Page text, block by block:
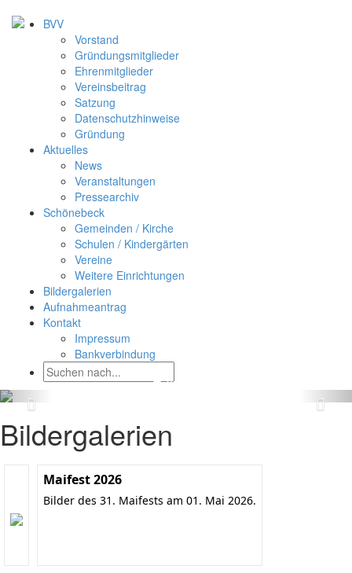
BVV
Vorstand
Gründungsmitglieder
Ehrenmitglieder
Vereinsbeitrag
Satzung
Datenschutzhinweise
Gründung
Aktuelles
News
Veranstaltungen
Pressearchiv
Schönebeck
Gemeinden / Kirche
Schulen / Kindergärten
Vereine
Weitere Einrichtungen
Bildergalerien
Aufnahmeantrag
Kontakt
Impressum
Bankverbindung
Bildergalerien
Maifest 2026
Bilder des 31. Maifests am 01. Mai 2026.